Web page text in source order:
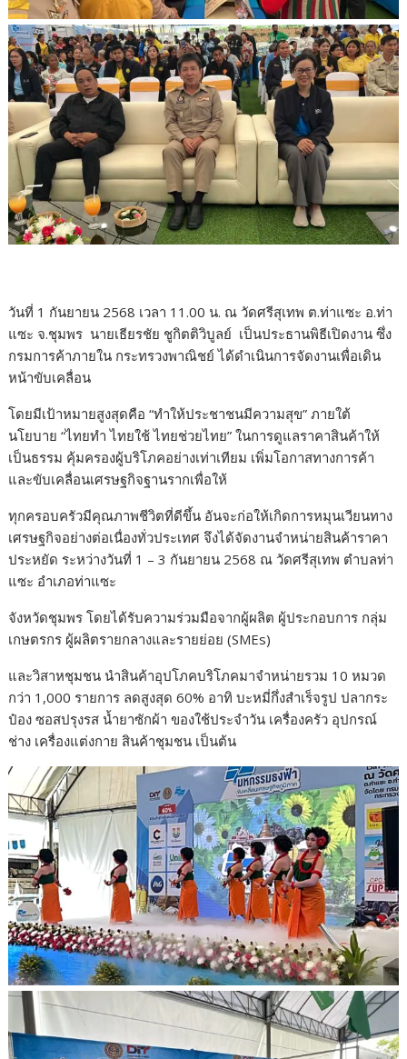
วันที่ 1 กันยายน 2568 เวลา 11.00 น. ณ วัดศรีสุเทพ ต.ท่าแซะ อ.ท่า
แซะ จ.ชุมพร นายเธียรชัย ชูกิตติวิบูลย์ เป็นประธานพิธีเปิดงาน ซึ่ง
กรมการค้าภายใน กระทรวงพาณิชย์ ได้ดำเนินการจัดงานเพื่อเดิน
หน้าขับเคลื่อน
โดยมีเป้าหมายสูงสุดคือ “ทำให้ประชาชนมีความสุข” ภายใต้
นโยบาย “ไทยทำ ไทยใช้ ไทยช่วยไทย” ในการดูแลราคาสินค้าให้
เป็นธรรม คุ้มครองผู้บริโภคอย่างเท่าเทียม เพิ่มโอกาสทางการค้า
และขับเคลื่อนเศรษฐกิจฐานรากเพื่อให้
ทุกครอบครัวมีคุณภาพชีวิตที่ดีขึ้น อันจะก่อให้เกิดการหมุนเวียนทาง
เศรษฐกิจอย่างต่อเนื่องทั่วประเทศ จึงได้จัดงานจำหน่ายสินค้าราคา
ประหยัด ระหว่างวันที่ 1 – 3 กันยายน 2568 ณ วัดศรีสุเทพ ตำบลท่า
แซะ อำเภอท่าแซะ
จังหวัดชุมพร โดยได้รับความร่วมมือจากผู้ผลิต ผู้ประกอบการ กลุ่ม
เกษตรกร ผู้ผลิตรายกลางและรายย่อย (SMEs)
และวิสาหชุมชน นำสินค้าอุปโภคบริโภคมาจำหน่ายรวม 10 หมวด
กว่า 1,000 รายการ ลดสูงสุด 60% อาทิ บะหมี่กึ่งสำเร็จรูป ปลากระ
ป๋อง ซอสปรุงรส น้ำยาซักผ้า ของใช้ประจำวัน เครื่องครัว อุปกรณ์
ช่าง เครื่องแต่งกาย สินค้าชุมชน เป็นต้น